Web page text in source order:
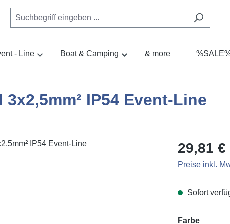
- Line Boat & Camping & more
IP54 Event-Line
Regulärer
29,81 €
Preise inkl.
Sofort
Farbe